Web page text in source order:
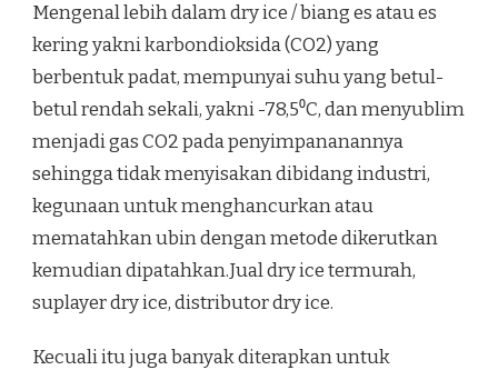
Mengenal lebih dalam dry ice / biang es atau es
kering yakni karbondioksida (CO2) yang
berbentuk padat, mempunyai suhu yang betul-
betul rendah sekali, yakni -78,5⁰C, dan menyublim
menjadi gas CO2 pada penyimpananannya
sehingga tidak menyisakan dibidang industri,
kegunaan untuk menghancurkan atau
mematahkan ubin dengan metode dikerutkan
kemudian dipatahkan.Jual dry ice termurah,
suplayer dry ice, distributor dry ice.
Kecuali itu juga banyak diterapkan untuk